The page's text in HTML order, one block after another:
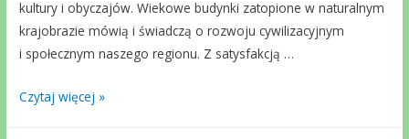
kultury i obyczajów. Wiekowe budynki zatopione w naturalnym
krajobrazie mówią i świadczą o rozwoju cywilizacyjnym
i społecznym naszego regionu. Z satysfakcją …
Małopolskie
Czytaj więcej »